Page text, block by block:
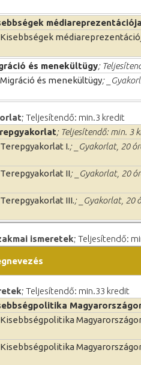
médiareprezentációja
Kisebbségek
és menekültügy;
Migráció és menekültügy;
; Teljesítendő: min.3 kredit
; Teljesítendő: min. 3
Terepgyakorlat I.; _Gyakorlat, 20
Terepgyakorlat II; _Gyakorlat, 20
Terepgyakorlat III.; _Gyakorlat, 20
ismeretek; Teljesítendő:
; Teljesítendő: min.33 kredit
Kisebbségpolitika
Kisebbségpolitika